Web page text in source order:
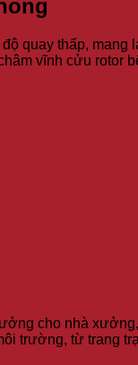
quay thấp,
vĩnh cửu rotor
cho nhà
trường, từ trang